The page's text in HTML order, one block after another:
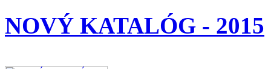
NOVÝ KATALÓG - 2015